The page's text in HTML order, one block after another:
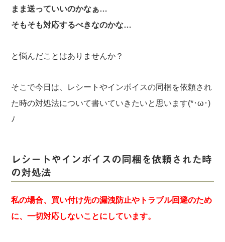
まま送っていいのかなぁ…
そもそも対応するべきなのかな…
と悩んだことはありませんか？
そこで今日は、レシートやインボイスの同梱を依頼され
た時の対処法について書いていきたいと思います(*･ω･)
ﾉ
レシートやインボイスの同梱を依頼された時
の対処法
私の場合、買い付け先の漏洩防止やトラブル回避のため
に、一切対応しないことにしています。